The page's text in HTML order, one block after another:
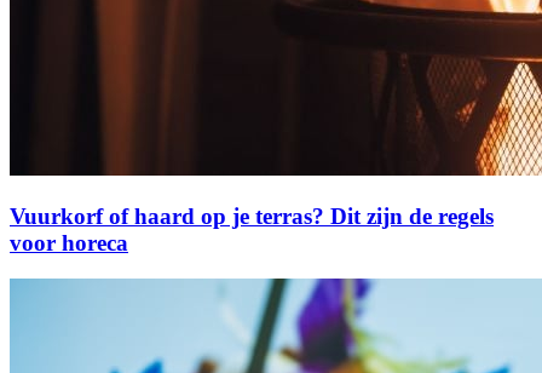
Vuurkorf of haard op je terras? Dit zijn de regels
voor horeca